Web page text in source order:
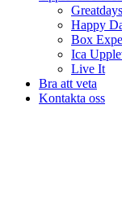
Greatdays
Happy
Box
Ica
Live It
Bra att veta
Kontakta oss